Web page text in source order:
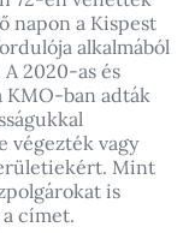
napon a Kispest
alkalmából
2020-as és
KMO-ban adták
végezték vagy
Mint
is
címet.